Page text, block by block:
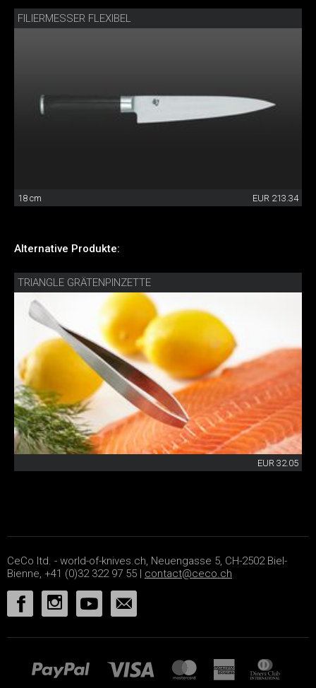
FILIERMESSER FLEXIBEL
18 cm EUR 213.34
Alternative Produkte:
TRIANGLE GRÄTENPINZETTE
EUR 32.05
CeCo ltd. - world-of-knives.ch, Neuengasse 5, CH-2502 Biel-
Bienne, +41 (0)32 322 97 55 | contact@ceco.ch